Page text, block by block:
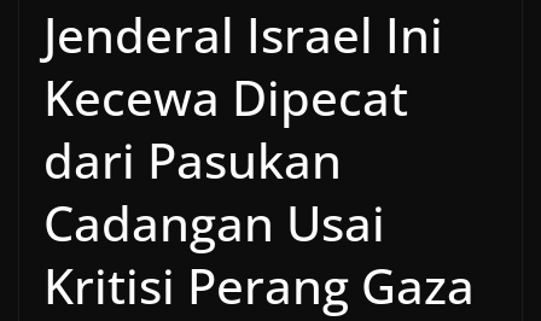
Jenderal Israel Ini
Kecewa Dipecat
dari Pasukan
Cadangan Usai
Kritisi Perang Gaza